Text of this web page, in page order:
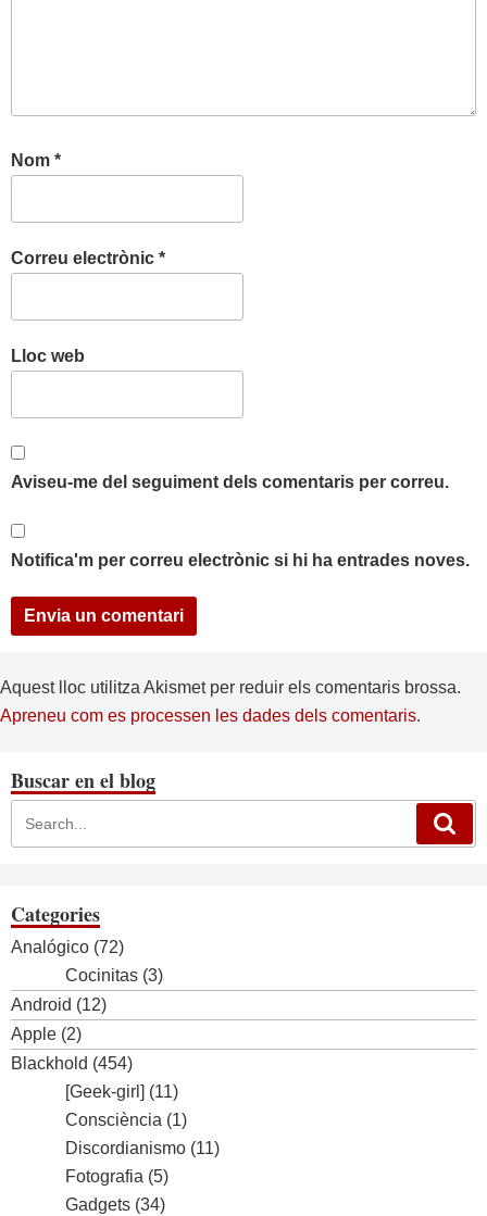
Nom *
Correu electrònic *
Lloc web
Aviseu-me del seguiment dels comentaris per correu.
Notifica'm per correu electrònic si hi ha entrades noves.
Aquest lloc utilitza Akismet per reduir els comentaris brossa.
Apreneu com es processen les dades dels comentaris.
Buscar en el blog
Categories
Analógico (72)
Cocinitas (3)
Android (12)
Apple (2)
Blackhold (454)
[Geek-girl] (11)
Consciència (1)
Discordianismo (11)
Fotografia (5)
Gadgets (34)